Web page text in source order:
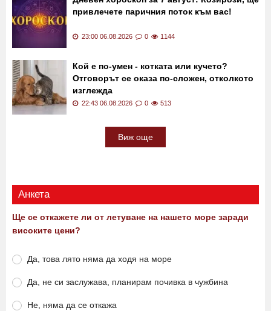
привлечете паричния поток към вас!
23:00 06.08.2026 0 1144
Кой е по-умен - котката или кучето?
Отговорът се оказа по-сложен, отколкото
изглежда
22:43 06.08.2026 0 513
Виж още
Анкета
Ще се откажете ли от летуване на нашето море заради
високите цени?
Да, това лято няма да ходя на море
Да, не си заслужава, планирам почивка в чужбина
Не, няма да се откажа